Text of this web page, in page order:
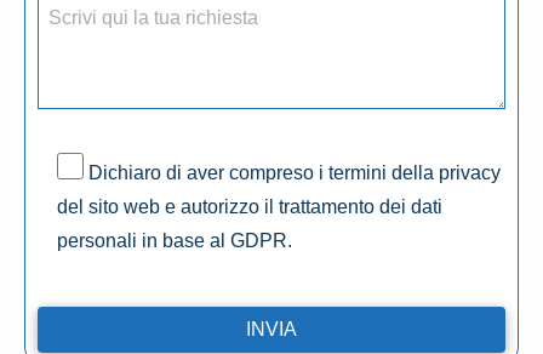
Dichiaro di aver compreso i termini della privacy
del sito web e autorizzo il trattamento dei dati
personali in base al GDPR.